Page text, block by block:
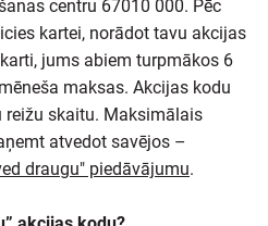
centru 67010 000. Pēc
kartei, norādot tavu akcijas
jums abiem turpmākos 6
maksas. Akcijas kodu
reižu skaitu. Maksimālais
atvedot savējos –
draugu" piedāvājumu.